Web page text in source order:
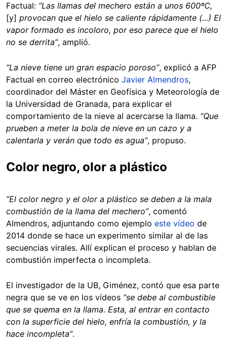
Factual: “Las llamas del mechero están a unos 600ºC,
[y] provocan que el hielo se caliente rápidamente (...) El
vapor formado es incoloro, por eso parece que el hielo
no se derrita”, amplió.
“La nieve tiene un gran espacio poroso”, explicó a AFP
Factual en correo electrónico Javier Almendros,
coordinador del Máster en Geofísica y Meteorología de
la Universidad de Granada, para explicar el
comportamiento de la nieve al acercarse la llama. “Que
prueben a meter la bola de nieve en un cazo y a
calentarla y verán que todo es agua”, propuso.
Color negro, olor a plástico
“El color negro y el olor a plástico se deben a la mala
combustión de la llama del mechero”, comentó
Almendros, adjuntando como ejemplo este vídeo de
2014 donde se hace un experimento similar al de las
secuencias virales. Allí explican el proceso y hablan de
combustión imperfecta o incompleta.
El investigador de la UB, Giménez, contó que esa parte
negra que se ve en los vídeos “se debe al combustible
que se quema en la llama. Esta, al entrar en contacto
con la superficie del hielo, enfría la combustión, y la
hace incompleta”.